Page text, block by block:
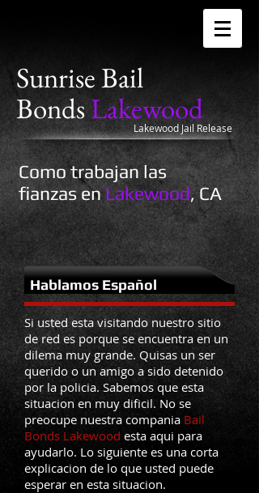
SunriseBail
BondsLakewood
Lakewood Jail Release
Como trabajan las
fianzas enLakewood, CA
Si usted esta visitando nuestro sitio
de red es porque se encuentra en un
dilema muy grande. Quisas un ser
querido o un amigo a sido detenido
por la policia. Sabemos que esta
situacion en muy dificil. No se
preocupe nuestra compania Bail
Bonds Lakewood esta aqui para
ayudarlo. Lo siguiente es una corta
explicacion de lo que usted puede
esperar en esta situacion.
Hablamos Español